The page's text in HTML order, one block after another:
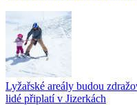
Lyžařské areály budou
lidé připlatí v Jizerkách